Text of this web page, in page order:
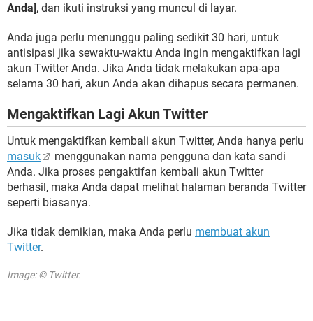
Anda], dan ikuti instruksi yang muncul di layar.
Anda juga perlu menunggu paling sedikit 30 hari, untuk
antisipasi jika sewaktu-waktu Anda ingin mengaktifkan lagi
akun Twitter Anda. Jika Anda tidak melakukan apa-apa
selama 30 hari, akun Anda akan dihapus secara permanen.
Mengaktifkan Lagi Akun Twitter
Untuk mengaktifkan kembali akun Twitter, Anda hanya perlu
masuk
menggunakan nama pengguna dan kata sandi
Anda. Jika proses pengaktifan kembali akun Twitter
berhasil, maka Anda dapat melihat halaman beranda Twitter
seperti biasanya.
Jika tidak demikian, maka Anda perlu membuat akun
Twitter.
Image: © Twitter.